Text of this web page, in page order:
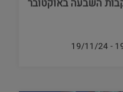
השבעה באוקטובר
-
19/11/24